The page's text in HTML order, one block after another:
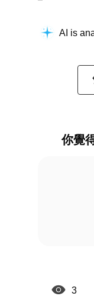
AI is
你覺
3